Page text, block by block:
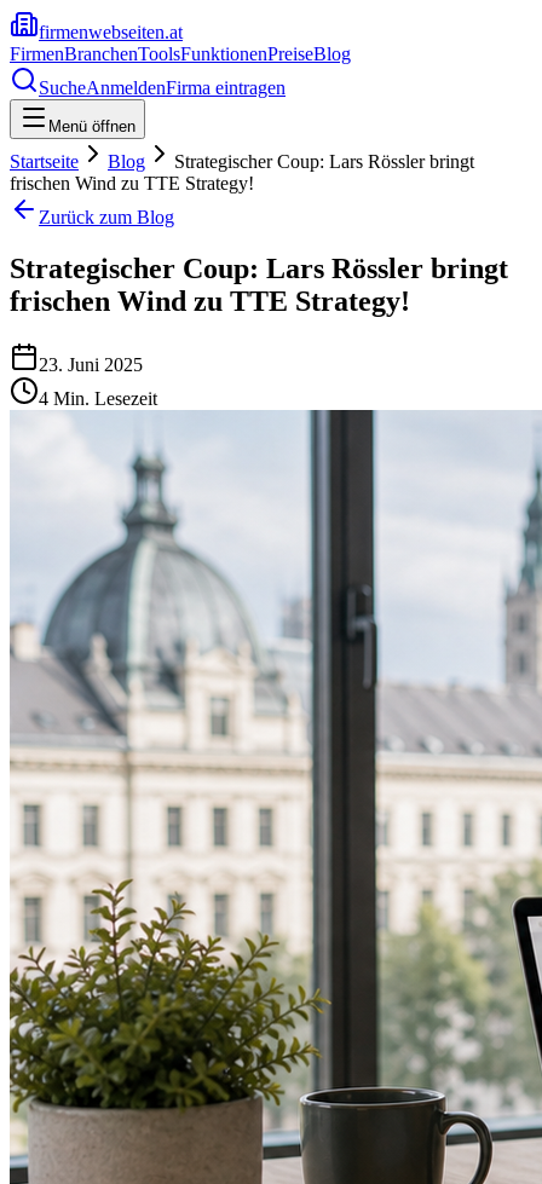
firmenwebseiten.at
FirmenBranchenToolsFunktionenPreiseBlog
SucheAnmeldenFirma eintragen
Menü öffnen
Startseite Blog
Strategischer Coup: Lars Rössler bringt
frischen Wind zu TTE Strategy!
Zurück zum Blog
Strategischer Coup: Lars Rössler bringt
frischen Wind zu TTE Strategy!
23. Juni 2025
4 Min. Lesezeit